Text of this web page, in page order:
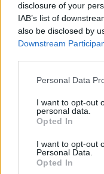
disclosure of your
IAB’s list of
also be disclosed by
Downstream
Please note that this
not limited to your
grant or deny
use your data for
consent section.
Personal Data
I want to opt-out
personal data.
Opted In
I want to opt-out
Personal Data.
Opted In
Ιδιωτικό πάρκινγκ
Προσγείωσαν
(vid)
Εθελοντές
ωράρια: Μια μέρα